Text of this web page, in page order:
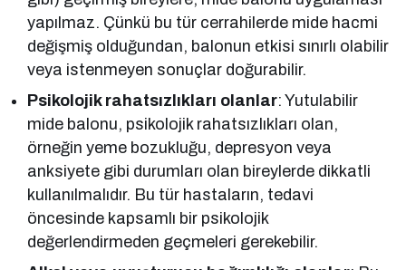
yapılmaz. Çünkü bu tür cerrahilerde mide hacmi
değişmiş olduğundan, balonun etkisi sınırlı olabilir
veya istenmeyen sonuçlar doğurabilir.
Psikolojik rahatsızlıkları olanlar: Yutulabilir
mide balonu, psikolojik rahatsızlıkları olan,
örneğin yeme bozukluğu, depresyon veya
anksiyete gibi durumları olan bireylerde dikkatli
kullanılmalıdır. Bu tür hastaların, tedavi
öncesinde kapsamlı bir psikolojik
değerlendirmeden geçmeleri gerekebilir.